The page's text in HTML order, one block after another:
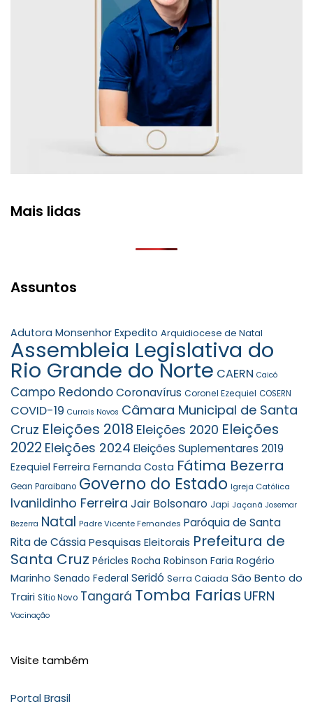
Mais lidas
Assuntos
Adutora Monsenhor Expedito Arquidiocese de Natal
Assembleia Legislativa do
Rio Grande do Norte CAERN Caicó
Campo RedondoCoronavírus Coronel Ezequiel COSERN
COVID-19 Currais Novos Câmara Municipal de Santa
Cruz Eleições 2018 Eleições 2020 Eleições
2022 Eleições 2024 Eleições Suplementares 2019
Ezequiel Ferreira Fernanda Costa Fátima Bezerra
Gean Paraibano Governo do Estado Igreja Católica
Ivanildinho Ferreira Jair Bolsonaro Japi Jaçanã Josemar
Bezerra Natal Padre Vicente Fernandes Paróquia de Santa
Rita de CássiaPesquisas Eleitorais Prefeitura de
Santa Cruz Péricles Rocha Robinson Faria Rogério
Marinho Senado Federal Seridó Serra Caiada São Bento do
Trairi Sítio Novo Tangará Tomba Farias UFRN
Vacinação
Visite também
Portal Brasil